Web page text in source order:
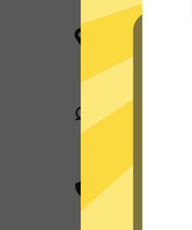
更多服务器
蓝灯加速器现已
卓越的连接
蓝灯加速器采用
身在何处，都可轻
超群的数据